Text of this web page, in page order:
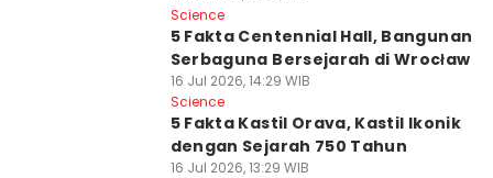
Science
5 Fakta Centennial Hall, Bangunan
Serbaguna Bersejarah di Wrocław
16 Jul 2026, 14:29 WIB
Science
5 Fakta Kastil Orava, Kastil Ikonik
dengan Sejarah 750 Tahun
16 Jul 2026, 13:29 WIB